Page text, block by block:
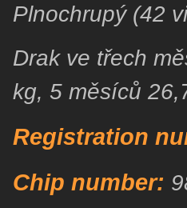
Plnochrupý (42
Drak ve třech
kg, 5 měsíců
Registration
Chip number: